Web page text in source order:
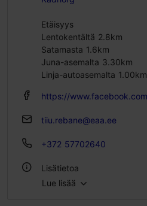
Etäisyys
Lentokentältä 2.8km
Satamasta 1.6km
Juna-asemalta 3.30km
Linja-autoasemalta 1.00km
tiiu.rebane@eaa.ee
+372 57702640
Lisätietoa
Lue lisää